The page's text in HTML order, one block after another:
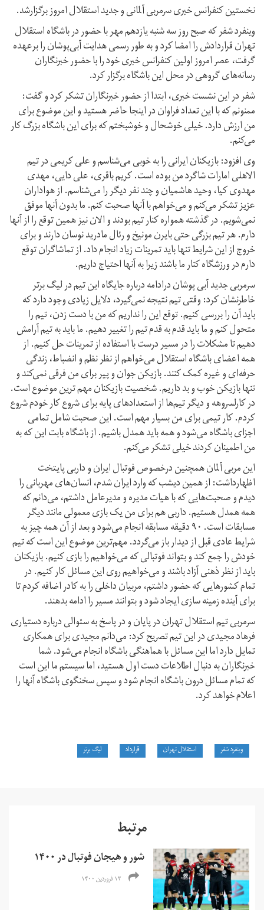
نخستین کنفرانس خبری سرمربی آلمانی و جدید استقلال امروز برگزارشد.
وینفرد شفر که صبح روز سه شنبه یازدهم مهر با حضور در باشگاه استقلال
تهران قراردادش را امضا کرد و به طور رسمی هدایت آبی‌پوشان را برعهده
گرفت، عصر امروز اولین کنفرانس خبری خود را با حضور خبرنگاران
رسانه‌های گروهی در محل این باشگاه برگزار کرد.
شفر در این نشست خبری، ابتدا از حضور خبرنگاران تشکر کرد و گفت:
ممنونم که با این تعداد فراوان در اینجا حاضر هستید و این موضوع برای
من ارزش دارد. خیلی خوشحال و خوشبختم که برای این باشگاه بزرگ کار
می‌کنم.
وی افزود: بازیکنان ایرانی را به خوبی می‌شناسم و علی کریمی در تیم
الاهلی امارات شاگرد من بوده است. کریم باقری، علی دایی، مهدی
مهدوی کیا، وحید هاشمیان و چند نفر دیگر را می‌شناسم. از هواداران
عزیز تشکر می‌کنم و می‌خواهم با آنها صحبت کنم. ما بدون آنها موفق
نمی‌شویم. در گذشته همواره کنار تیم بودند و الان نیز همین توقع را از آنها
دارم. هر تیم بزرگی حتی بایرن مونیخ و رئال مادرید نوسان دارند و برای
خروج از این شرایط تنها باید تمرینات زیاد انجام داد. از تماشاگران توقع
دارم در ورزشگاه کنار ما باشند زیرا به آنها احتیاج داریم.
سرمربی جدید آبی پوشان درادامه درباره جایگاه این تیم در لیگ برتر
خاطرنشان کرد: وقتی تیم نتیجه نمی‌گیرد، دلایل زیادی وجود دارد که
باید آن را بررسی کنیم. توقع این را نداریم که من با دست زدن، تیم را
متحول کنم و ما باید قدم به قدم تیم را تغییر دهیم. ما باید به تیم آرامش
دهیم تا مشکلات را در مسیر درست با استفاده از تمرینات حل کنیم. از
همه اعضای باشگاه استقلال می‌خواهم از نظر نظم و انضباط، زندگی
حرفه‌ای و غیره کمک کنند. بازیکن جوان و پیر برای من فرقی نمی‌کند و
تنها بازیکن خوب و بد داریم. شخصیت بازیکنان مهم ترین موضوع است.
در کارلسروهه و دیگر تیم‌ها از استعدادهای پایه برای شروع کار خودم شروع
کردم. کار تیمی برای من بسیار مهم است. این صحبت شامل تمامی
اجزای باشگاه می‌شود و همه باید همدل باشیم. از باشگاه بابت این که به
من اطمینان کردند خیلی تشکر می‌کنم.
این مربی آلمان همچنین درخصوص فوتبال ایران و داربی پایتخت
اظهارداشت: از همین دیشب که وارد ایران شدم، انسان‌های مهربانی را
دیدم و صحبت‌هایی که با هیات مدیره و مدیرعامل داشتم، می‌دانم که
همه همدل هستیم. داربی هم برای من یک بازی معمولی مانند دیگر
مسابقات است. ۹۰ دقیقه مسابقه انجام می‌شود و بعد از آن همه چیز به
شرایط عادی قبل از دیدار باز می‌گردد. مهم‌ترین موضوع این است که تیم
خودش را جمع کند و بتواند فوتبالی که می‌خواهیم را بازی کنیم. بازیکنان
باید از نظر ذهنی آزاد باشند و می‌خواهیم روی این مسائل کار کنیم. در
تمام کشورهایی که حضور داشتم، مربیان داخلی را به کادر اضافه کردم تا
برای آینده زمینه سازی ایجاد شود و بتوانند مسیر را ادامه بدهند.
سرمربی تیم استقلال تهران در پایان و در پاسخ به سئوالی درباره دستیاری
فرهاد مجیدی در این تیم تصریح کرد: می‌دانم مجیدی برای همکاری
تمایل دارد اما این مسائل با هماهنگی باشگاه انجام می‌شود. شما
خبرنگاران به دنبال اطلاعات دست اول هستید، اما سیستم ما این است
که تمام مسائل درون باشگاه انجام شود و سپس سخنگوی باشگاه آنها را
اعلام خواهد کرد.
وینفرد شفر استقلال تهران قرارداد لیگ برتر
مرتبط
شور و هیجان فوتبال در ۱۴۰۰
۱۳ فروردین ۱۴۰۰